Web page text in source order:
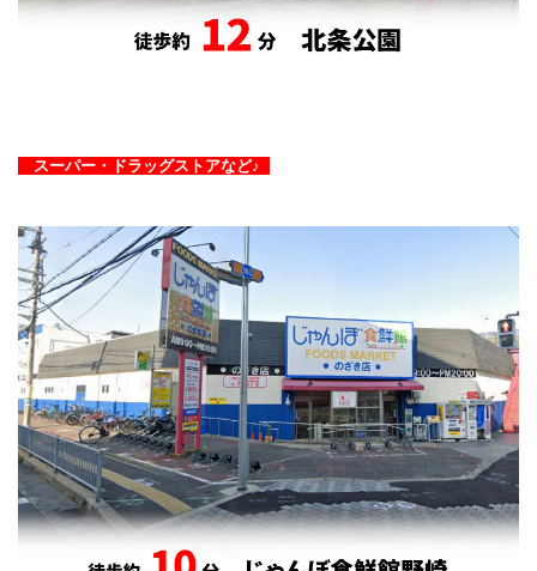
スーパー・ドラッグストアなど♪